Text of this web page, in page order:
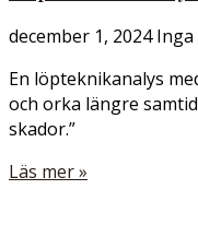
december 1, 2024
En löpteknikanalys
och orka längre
skador.”
Läs mer »